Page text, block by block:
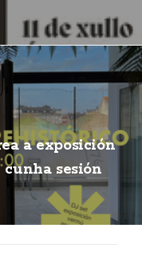
a exposición
sesión